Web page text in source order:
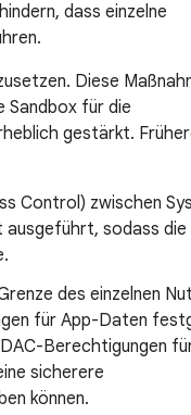
dass einzelne
Diese
Sandbox für die
gestärkt.
Control) zwischen
ausgeführt, sodass die
des einzelnen
für App-Daten
Berechtigungen
sicherere
können.